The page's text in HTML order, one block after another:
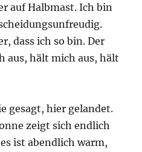
auf Halbmast. Ich bin
dass ich so bin. Der
aus, hält mich aus, hält
gesagt, hier gelandet.
zeigt sich endlich
ist abendlich warm,